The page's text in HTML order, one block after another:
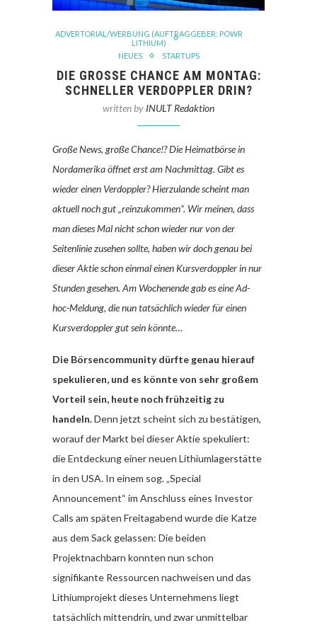
ADVERTORIAL/WERBUNG (AUFTRAGGEBER: POWR
LITHIUM)
NEUES
STARTUPS
DIE GROSSE CHANCE AM MONTAG: S
CHNELLER VERDOPPLER DRIN?
written by INULT Redaktion
Große News, große Chance!? Die Heimatbörse in
Nordamerika öffnet erst am Nachmittag. Gibt es
wieder einen Verdoppler? Hierzulande scheint man
aktuell noch gut „reinzukommen“. Wir meinen, dass
man dieses Mal nicht schon wieder nur von der
Seitenlinie zusehen sollte, haben wir doch genau bei
dieser Aktie schon einmal einen Kursverdoppler in nur
Stunden gesehen. Am Wochenende gab es eine Ad-
hoc-Meldung, die nun tatsächlich wieder für einen
Kursverdoppler gut sein könnte…
Die Börsencommunity dürfte genau hierauf
spekulieren, und es könnte von sehr großem
Vorteil sein, heute noch frühzeitig zu
handeln.Denn jetzt scheint sich zu bestätigen,
worauf der Markt bei dieser Aktie spekuliert:
die Entdeckung einer neuen Lithiumlagerstätte
in den USA. In einem sog. „Special
Announcement“ im Anschluss eines Investor
Calls am späten Freitagabend wurde die Katze
aus dem Sack gelassen: Die beiden
Projektnachbarn konnten nun schon
signifikante Ressourcen nachweisen und das
Lithiumprojekt dieses Unternehmens liegt
tatsächlich mittendrin, und zwar unmittelbar